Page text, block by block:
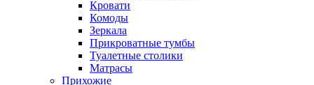
Кровати
Комоды
Зеркала
Прикроватные тумбы
Туалетные столики
Матрасы
Прихожие